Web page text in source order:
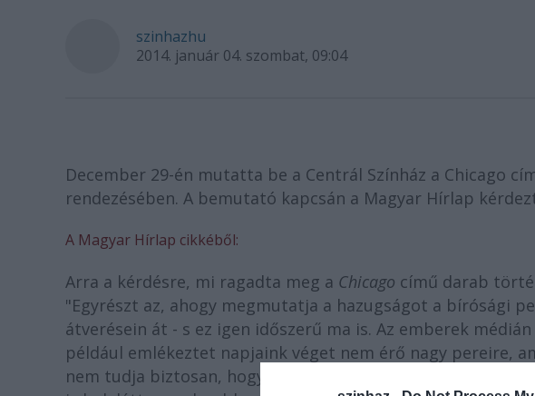
szinhazhu
2014. január 04. szombat, 09:04
December 29-én mutatta be a Centrál Színház a Chicago
rendezésében. A bemutató kapcsán a Magyar Hírlap
A Magyar Hírlap cikkéből:
Arra a kérdésre, mi ragadta meg a Chicago című darab
"Egyrészt az, ahogy megmutatja a hazugságot a bírósági
átverésein át - s ez igen időszerű ma is. Az emberek
például emlékeztet napjaink véget nem érő nagy pereire,
nem tudja biztosan, hogy mi az igazság, hiszen nem lát